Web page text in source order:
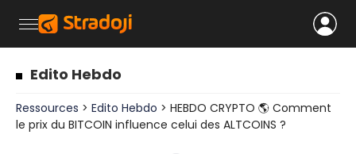
Edito Hebdo
Ressources > Edito Hebdo > HEBDO CRYPTO 🌎 Comment
le prix du BITCOIN influence celui des ALTCOINS ?